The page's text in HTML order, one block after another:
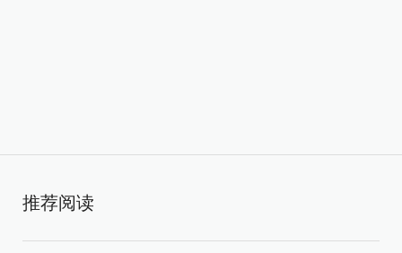
推荐阅读